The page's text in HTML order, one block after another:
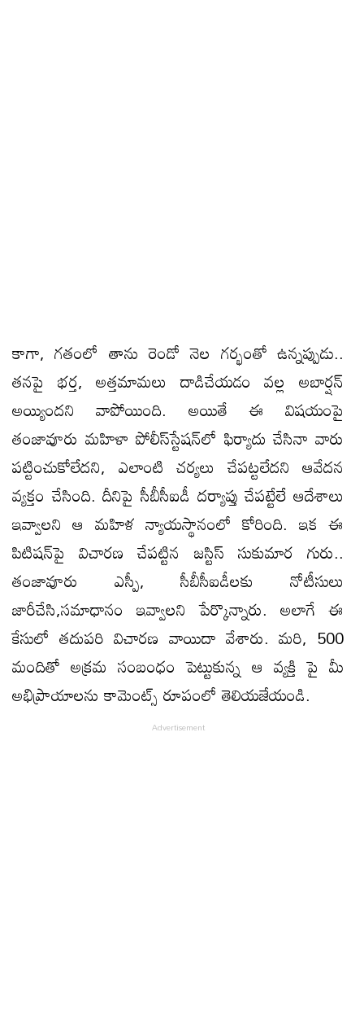
కాగా, గతంలో తాను రెండో నెల గర్భంతో ఉన్నప్పుడు..
తనపై భర్త, అత్తమామలు దాడిచేయడం వల్ల అబార్షన్‌
అయ్యిందని వాపోయింది. అయితే ఈ విషయంపై
తంజావూరు మహిళా పోలీస్‌స్టేషన్‌లో ఫిర్యాదు చేసినా వారు
పట్టించుకోలేదని, ఎలాంటి చర్యలు చేపట్టలేదని ఆవేదన
వ్యక్తం చేసింది. దీనిపై సీబీసీఐడీ దర్యాప్తు చేపట్టేలే ఆదేశాలు
ఇవ్వాలని ఆ మహిళ న్యాయస్థానంలో కోరింది. ఇక ఈ
పిటిషన్‌‌పై విచారణ చేపట్టిన జస్టిస్‌ సుకుమార గురు..
తంజావూరు ఎస్పీ, సీబీసీఐడీలకు నోటీసులు
జారీచేసి,సమాధానం ఇవ్వాలని పేర్కొన్నారు. అలాగే ఈ
కేసులో తదుపరి విచారణ వాయిదా వేశారు. మరి, 500
మందితో అక్రమ సంబంధం పెట్టుకున్న ఆ వ్యక్తి పై మీ
అభిప్రాయాలను కామెంట్స్ రూపంలో తెలియజేయండి.